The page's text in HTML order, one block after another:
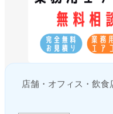
店舗・オフィス・飲